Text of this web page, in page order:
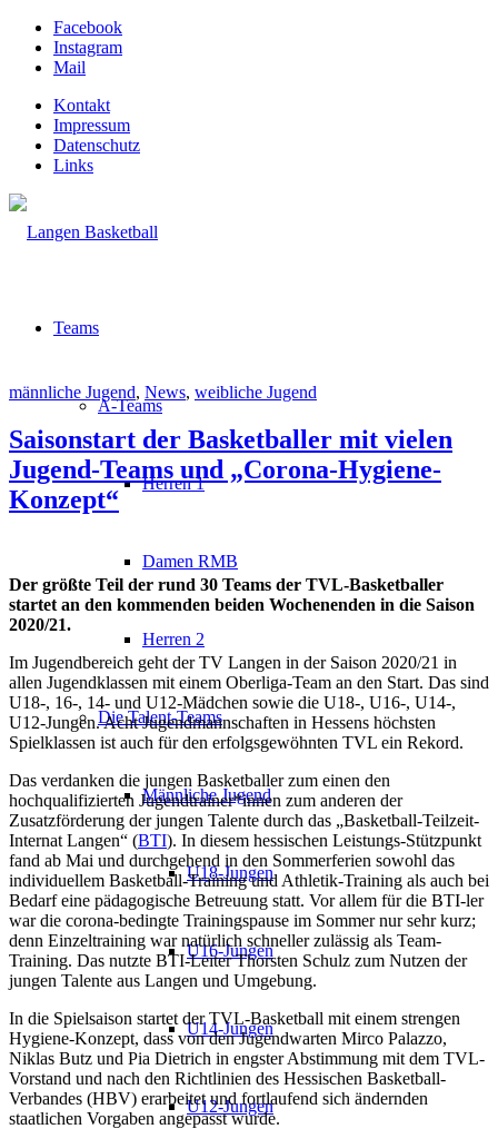
Facebook
Instagram
Mail
Kontakt
Impressum
Datenschutz
Links
Teams
A-Teams
Herren 1
Damen RMB
Herren 2
Die Talent-Teams
Männliche Jugend
U18-Jungen
U16-Jungen
U14-Jungen
U12-Jungen
männliche Jugend, News, weibliche Jugend
Saisonstart der Basketballer mit vielen
Jugend-Teams und „Corona-Hygiene-
Konzept“
Der größte Teil der rund 30 Teams der TVL-Basketballer
startet an den kommenden beiden Wochenenden in die Saison
2020/21.
Im Jugendbereich geht der TV Langen in der Saison 2020/21 in
allen Jugendklassen mit einem Oberliga-Team an den Start. Das sind
U18-, 16-, 14- und U12-Mädchen sowie die U18-, U16-, U14-,
U12-Jungen. Acht Jugendmannschaften in Hessens höchsten
Spielklassen ist auch für den erfolgsgewöhnten TVL ein Rekord.
Das verdanken die jungen Basketballer zum einen den
hochqualifizierten Jugendtrainer*innen zum anderen der
Zusatzförderung der jungen Talente durch das „Basketball-Teilzeit-
Internat Langen“ (BTI). In diesem hessischen Leistungs-Stützpunkt
fand ab Mai und durchgehend in den Sommerferien sowohl das
individuellem Basketball-Training und Athletik-Training als auch bei
Bedarf eine pädagogische Betreuung statt. Vor allem für die BTI-ler
war die corona-bedingte Trainingspause im Sommer nur sehr kurz;
denn Einzeltraining war natürlich schneller zulässig als Team-
Training. Das nutzte BTI-Leiter Thorsten Schulz zum Nutzen der
jungen Talente aus Langen und Umgebung.
In die Spielsaison startet der TVL-Basketball mit einem strengen
Hygiene-Konzept, dass von den Jugendwarten Mirco Palazzo,
Niklas Butz und Pia Dietrich in engster Abstimmung mit dem TVL-
Vorstand und nach den Richtlinien des Hessischen Basketball-
Verbandes (HBV) erarbeitet und fortlaufend sich ändernden
staatlichen Vorgaben angepasst wurde.